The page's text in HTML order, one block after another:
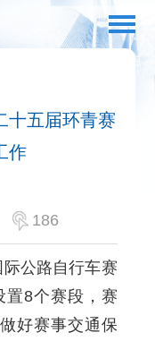
十五届环青赛
作
186
公路自行车赛
置8个赛段，赛
好赛事交通保